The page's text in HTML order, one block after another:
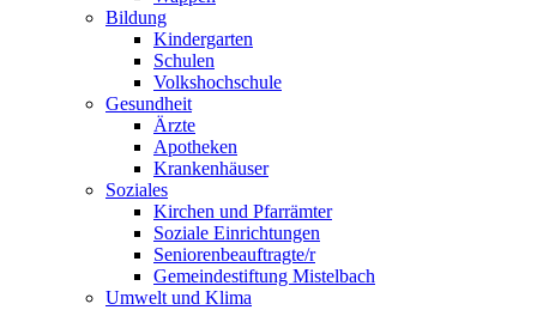
Bildung
Kindergarten
Schulen
Volkshochschule
Gesundheit
Ärzte
Apotheken
Krankenhäuser
Soziales
Kirchen und Pfarrämter
Soziale Einrichtungen
Seniorenbeauftragte/r
Gemeindestiftung Mistelbach
Umwelt und Klima